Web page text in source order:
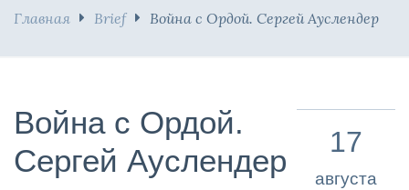
Главная Brief Война с Ордой. Сергей Ауслендер
Война с Ордой.
Сергей Ауслендер
17
августа